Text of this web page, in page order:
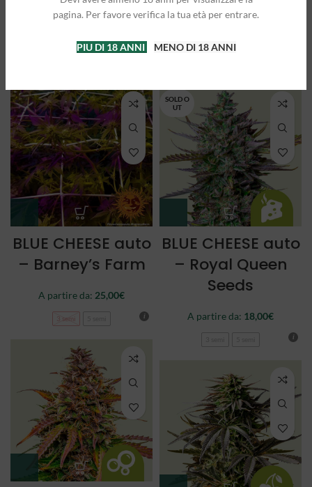
pagina. Per favore verifica la tua età per entrare.
PIU DI 18 ANNI MENO DI 18 ANNI
Queen Seeds
A partire da:25,00€
Queen Seeds
BLUE CHEESE auto
– Barney’s Farm
A partire da: 25,00€
3 semi
SOLD O
UT
BLUE CHEESE auto
– Royal Queen
Seeds
A partire da: 18,00€